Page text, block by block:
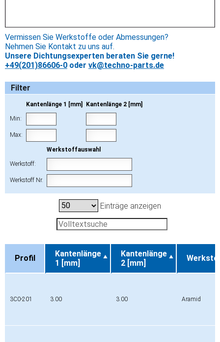
Vermissen Sie Werkstoffe oder Abmessungen?
Nehmen Sie Kontakt zu uns auf.
Unsere Dichtungsexperten beraten Sie gerne!
+49(201)86606-0 oder vk@techno-parts.de
Filter
Kantenlänge 1 [mm] Kantenlänge 2 [mm]
Min:
Max:
Werkstoffauswahl
Werkstoff:
Werkstoff Nr.
Einträge anzeigen
Profil
Kantenlänge
1 [mm]
Kantenlänge
2 [mm]
3C0-201 3.00 3.00 Aramid